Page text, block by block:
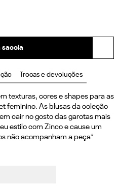
sacola
Trocas e devoluções
texturas, cores e shapes para as
feminino. As blusas da coleção
cair no gosto das garotas mais
estilo com Zinco e cause um
não acompanham a peça*